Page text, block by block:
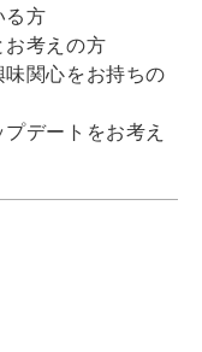
る方
お考えの方
味関心をお持ちの
デートをお考え